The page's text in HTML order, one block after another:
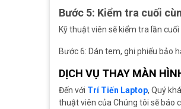
Bước 5: Kiểm tra cuối
Kỹ thuật viên sẽ kiểm tra lần
Bước 6: Dán tem, ghi phiếu bảo
DỊCH VỤ THAY MÀN
Đến với Trí Tiến Laptop, Quý
thuật viên của Chúng tôi sẽ báo